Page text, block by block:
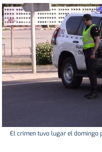
El crimen tuvo lugar el domingo